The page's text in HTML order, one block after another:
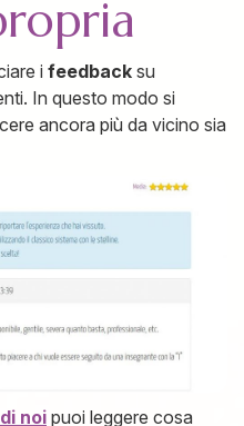
i feedback su
In questo modo si
ancora più da vicino sia
noi puoi leggere cosa